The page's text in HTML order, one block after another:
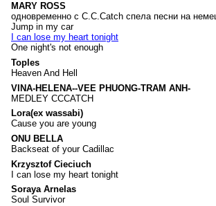
MARY ROSS
одновременно с C.C.Catch спела песни на
Jump in my car
I can lose my heart tonight
One night's not enough
Toples
Heaven And Hell
VINA-HELENA--VEE PHUONG-TRAM ANH-
MEDLEY CCCATCH
Lora(ex wassabi)
Cause you are young
ONU BELLA
Backseat of your Cadillac
Krzysztof Cieciuch
I can lose my heart tonight
Soraya Arnelas
Soul Survivor